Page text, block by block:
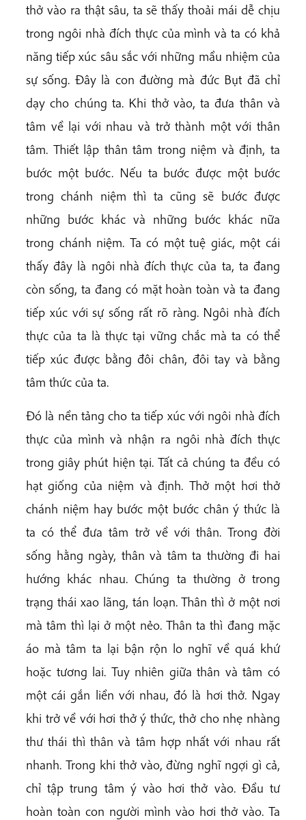
thở vào ra thật sâu, ta sẽ thấy thoải mái dễ chịu
trong ngôi nhà đích thực của mình và ta có khả
năng tiếp xúc sâu sắc với những mầu nhiệm của
sự sống. Đây là con đường mà đức Bụt đã chỉ
dạy cho chúng ta. Khi thở vào, ta đưa thân và
tâm về lại với nhau và trở thành một với thân
tâm. Thiết lập thân tâm trong niệm và định, ta
bước một bước. Nếu ta bước được một bước
trong chánh niệm thì ta cũng sẽ bước được
những bước khác và những bước khác nữa
trong chánh niệm. Ta có một tuệ giác, một cái
thấy đây là ngôi nhà đích thực của ta, ta đang
còn sống, ta đang có mặt hoàn toàn và ta đang
tiếp xúc với sự sống rất rõ ràng. Ngôi nhà đích
thực của ta là thực tại vững chắc mà ta có thể
tiếp xúc được bằng đôi chân, đôi tay và bằng
tâm thức của ta.
Đó là nền tảng cho ta tiếp xúc với ngôi nhà đích
thực của mình và nhận ra ngôi nhà đích thực
trong giây phút hiện tại. Tất cả chúng ta đều có
hạt giống của niệm và định. Thở một hơi thở
chánh niệm hay bước một bước chân ý thức là
ta có thể đưa tâm trở về với thân. Trong đời
sống hằng ngày, thân và tâm ta thường đi hai
hướng khác nhau. Chúng ta thường ở trong
trạng thái xao lãng, tán loạn. Thân thì ở một nơi
mà tâm thì lại ở một nẻo. Thân ta thì đang mặc
áo mà tâm ta lại bận rộn lo nghĩ về quá khứ
hoặc tương lai. Tuy nhiên giữa thân và tâm có
một cái gắn liền với nhau, đó là hơi thở. Ngay
khi trở về với hơi thở ý thức, thở cho nhẹ nhàng
thư thái thì thân và tâm hợp nhất với nhau rất
nhanh. Trong khi thở vào, đừng nghĩ ngợi gì cả,
chỉ tập trung tâm ý vào hơi thở vào. Đầu tư
hoàn toàn con người mình vào hơi thở vào. Ta